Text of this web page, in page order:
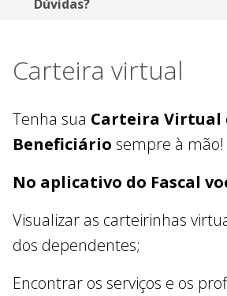
Dúvidas?
Carteira virtual
Tenha sua Carteira Virtual
Beneficiário sempre à mão!
No aplicativo do Fascal
Visualizar as carteirinhas
dos dependentes;
Encontrar os serviços e os